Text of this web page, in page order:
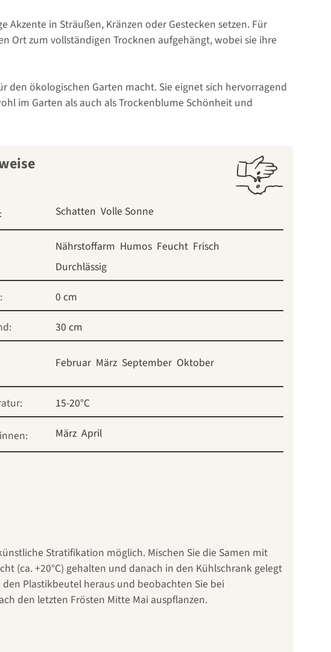
Akzente in Sträußen, Kränzen oder Gestecken setzen. Für
Ort zum vollständigen Trocknen aufgehängt, wobei sie ihre
den ökologischen Garten macht. Sie eignet sich hervorragend
im Garten als auch als Trockenblume Schönheit und
Schatten Volle Sonne
Nährstoffarm Humos Feucht Frisch
Durchlässig
0 cm
30 cm
Februar März September Oktober
15-20°C
März April
Stratifikation möglich. Mischen Sie die Samen mit
(ca. +20°C) gehalten und danach in den Kühlschrank gelegt
Plastikbeutel heraus und beobachten Sie bei
den letzten Frösten Mitte Mai auspflanzen.